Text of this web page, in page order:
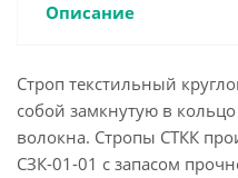
Описание
Строп текстильный
собой замкнутую в
волокна. Стропы СТКК
СЗК-01-01 с запасом